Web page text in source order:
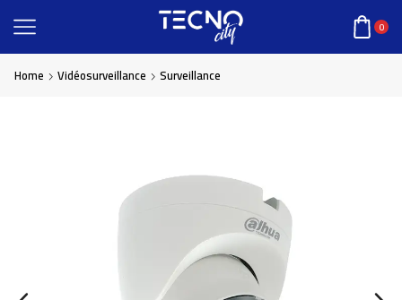
0
Home Vidéosurveillance Surveillance